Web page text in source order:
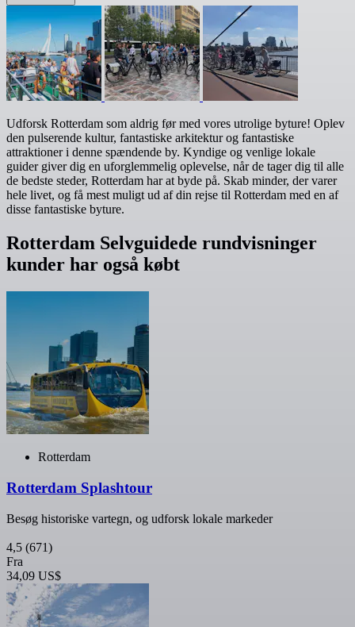
Udforsk Rotterdam som aldrig før med vores utrolige byture! Oplev
den pulserende kultur, fantastiske arkitektur og fantastiske
attraktioner i denne spændende by. Kyndige og venlige lokale
guider giver dig en uforglemmelig oplevelse, når de tager dig til alle
de bedste steder, Rotterdam har at byde på. Skab minder, der varer
hele livet, og få mest muligt ud af din rejse til Rotterdam med en af
disse fantastiske byture.
Rotterdam Selvguidede rundvisninger
kunder har også købt
Rotterdam
Rotterdam Splashtour
Besøg historiske vartegn, og udforsk lokale markeder
4,5 (671)
Fra
34,09 US$